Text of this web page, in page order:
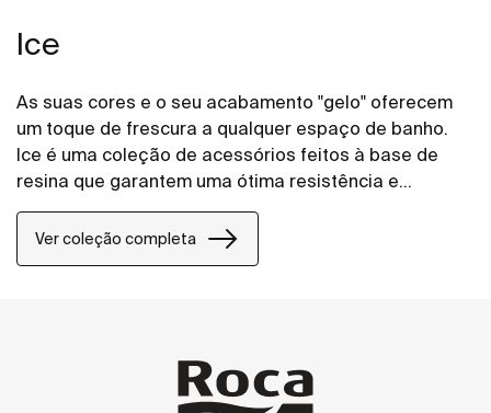
Ice
As suas cores e o seu acabamento "gelo" oferecem
um toque de frescura a qualquer espaço de banho.
Ice é uma coleção de acessórios feitos à base de
resina que garantem uma ótima resistência e
durabilidade.
Ver coleção completa